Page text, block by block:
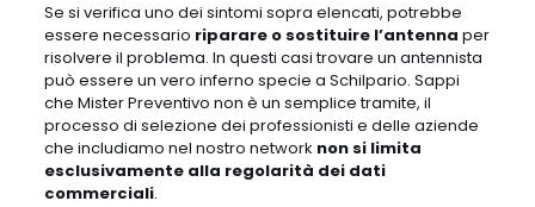
Se si verifica uno dei sintomi sopra elencati, potrebbe
essere necessario riparare o sostituire l’antenna per
risolvere il problema. In questi casi trovare un antennista
può essere un vero inferno specie a Schilpario. Sappi
che Mister Preventivo non è un semplice tramite, il
processo di selezione dei professionisti e delle aziende
che includiamo nel nostro network non si limita
esclusivamente alla regolarità dei dati
commerciali.